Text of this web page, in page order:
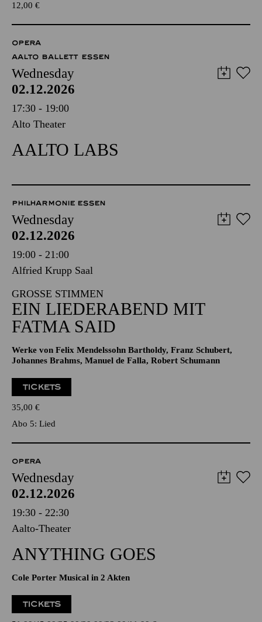
12,00 €
OPERA
AALTO BALLETT ESSEN
Wednesday
02.12.2026
17:30 - 19:00
Alto Theater
AALTO LABS
PHILHARMONIE ESSEN
Wednesday
02.12.2026
19:00 - 21:00
Alfried Krupp Saal
GROSSE STIMMEN
EIN LIEDERABEND MIT
FATMA SAID
Werke von Felix Mendelssohn Bartholdy, Franz Schubert,
Johannes Brahms, Manuel de Falla, Robert Schumann
TICKETS
35,00 €
Abo 5: Lied
OPERA
Wednesday
02.12.2026
19:30 - 22:30
Aalto-Theater
ANYTHING GOES
Cole Porter Musical in 2 Akten
TICKETS